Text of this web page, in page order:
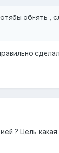
обнять ,
? Цель какая